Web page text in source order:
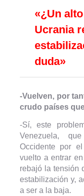
«¿Un
Ucrania
duda»
-Vuelven, por
crudo países
-Sí, este
Venezuela,
Occidente por
vuelto a entrar
rebajó la tensión
estabilización y,
a ser a la baja.